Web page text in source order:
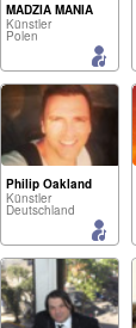
MADZIA MANIA
Künstler
Polen
Philip Oakland
Künstler
Deutschland